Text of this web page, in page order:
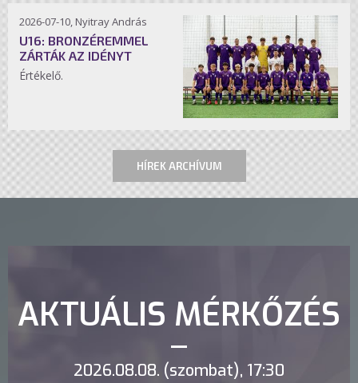
2026-07-10, Nyitray András
U16: BRONZÉREMMEL
ZÁRTÁK AZ IDÉNYT
Értékelő.
HÍREK ARCHÍVUM
AKTUÁLIS MÉRKŐZÉS
2026.08.08. (szombat), 17:30